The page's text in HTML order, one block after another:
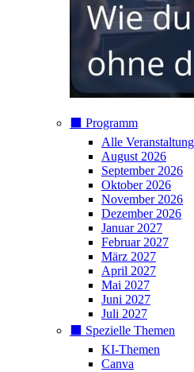
⬛️ Programm
Alle
August 2026
September 2026
Oktober 2026
November 2026
Dezember 2026
Januar 2027
Februar 2027
März 2027
April 2027
Mai 2027
Juni 2027
Juli 2027
⬛️ Spezielle Themen
KI-Themen
Canva